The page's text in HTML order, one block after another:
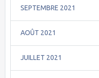
SEPTEMBRE 2021
AOÛT 2021
JUILLET 2021